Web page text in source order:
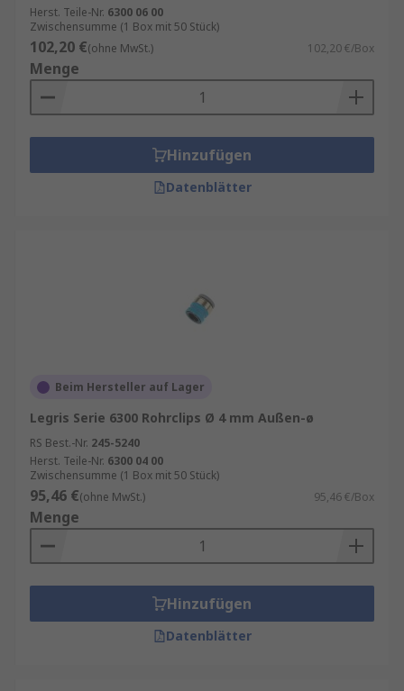
Herst. Teile-Nr. 6300 06 00
Zwischensumme (1 Box mit 50 Stück)
102,20 €(ohne MwSt.) 102,20 €/Box
Menge
Hinzufügen
Datenblätter
Beim Hersteller auf Lager
Legris Serie 6300 Rohrclips Ø 4 mm Außen-ø
RS Best.-Nr. 245-5240
Herst. Teile-Nr. 6300 04 00
Zwischensumme (1 Box mit 50 Stück)
95,46 €(ohne MwSt.) 95,46 €/Box
Menge
Hinzufügen
Datenblätter